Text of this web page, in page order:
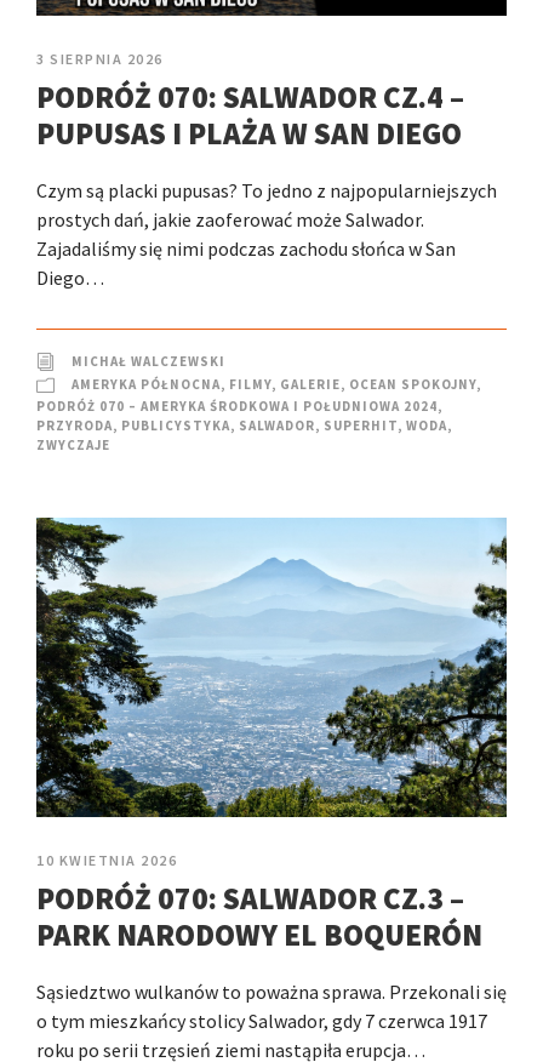
3 SIERPNIA 2026
PODRÓŻ 070: SALWADOR CZ.4 –
PUPUSAS I PLAŻA W SAN DIEGO
Czym są placki pupusas? To jedno z najpopularniejszych
prostych dań, jakie zaoferować może Salwador.
Zajadaliśmy się nimi podczas zachodu słońca w San
Diego…
MICHAŁ WALCZEWSKI
AMERYKA PÓŁNOCNA, FILMY, GALERIE, OCEAN SPOKOJNY,
PODRÓŻ 070 – AMERYKA ŚRODKOWA I POŁUDNIOWA 2024,
PRZYRODA, PUBLICYSTYKA, SALWADOR, SUPERHIT, WODA,
ZWYCZAJE
10 KWIETNIA 2026
PODRÓŻ 070: SALWADOR CZ.3 –
PARK NARODOWY EL BOQUERÓN
Sąsiedztwo wulkanów to poważna sprawa. Przekonali się
o tym mieszkańcy stolicy Salwador, gdy 7 czerwca 1917
roku po serii trzęsień ziemi nastąpiła erupcja…